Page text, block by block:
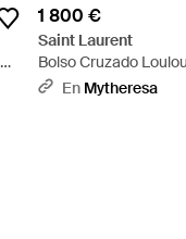
1 800 €
Saint Laurent
Bolso Cruzado
Marrón
En Mytheresa